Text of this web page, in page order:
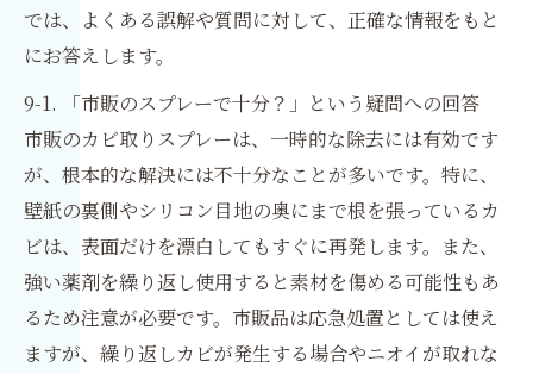
では、よくある誤解や質問に対して、正確な情報をもと
にお答えします。
9-1. 「市販のスプレーで十分？」という疑問への回答
市販のカビ取りスプレーは、一時的な除去には有効です
が、根本的な解決には不十分なことが多いです。特に、
壁紙の裏側やシリコン目地の奥にまで根を張っているカ
ビは、表面だけを漂白してもすぐに再発します。また、
強い薬剤を繰り返し使用すると素材を傷める可能性もあ
るため注意が必要です。市販品は応急処置としては使え
ますが、繰り返しカビが発生する場合やニオイが取れな